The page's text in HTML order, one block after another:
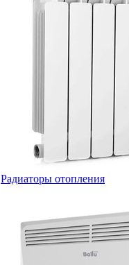
Радиаторы отопления